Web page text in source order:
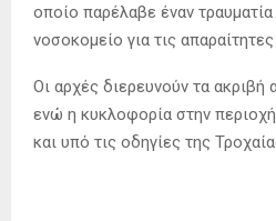
οποίο παρέλαβε έναν
νοσοκομείο για τις
Οι αρχές διερευνούν τα ακριβή
ενώ η κυκλοφορία στην
και υπό τις οδηγίες της